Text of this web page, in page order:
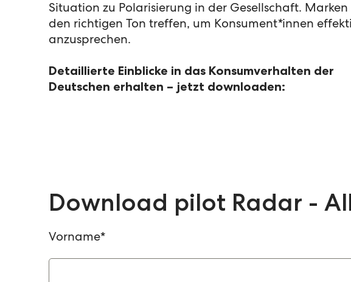
Situation zu Polarisierung in der Gesellschaft. Marken
den richtigen Ton treffen, um Konsument*innen
anzusprechen.
Detaillierte Einblicke in das Konsumverhalten der
Deutschen erhalten – jetzt downloaden:
Download pilot Radar -
Vorname*